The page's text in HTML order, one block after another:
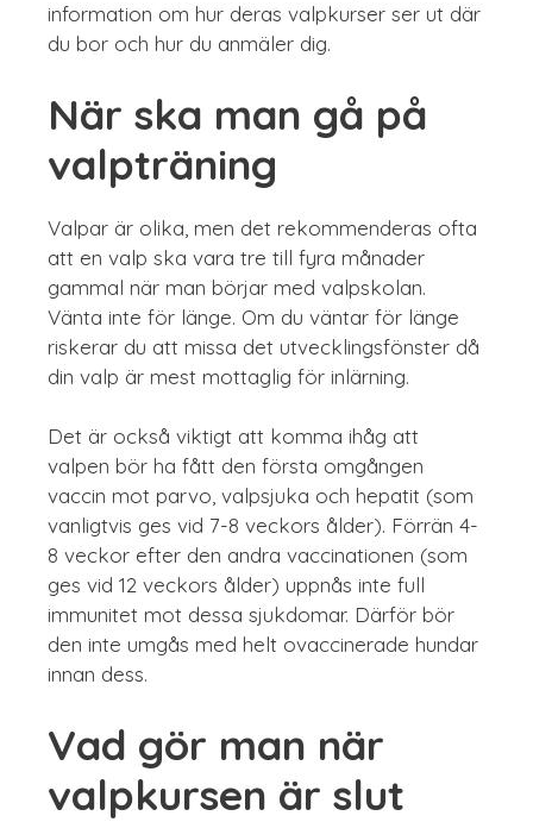
information om hur deras valpkurser ser ut där
du bor och hur du anmäler dig.
När ska man gå på
valpträning
Valpar är olika, men det rekommenderas ofta
att en valp ska vara tre till fyra månader
gammal när man börjar med valpskolan.
Vänta inte för länge. Om du väntar för länge
riskerar du att missa det utvecklingsfönster då
din valp är mest mottaglig för inlärning.
Det är också viktigt att komma ihåg att
valpen bör ha fått den första omgången
vaccin mot parvo, valpsjuka och hepatit (som
vanligtvis ges vid 7-8 veckors ålder). Förrän 4-
8 veckor efter den andra vaccinationen (som
ges vid 12 veckors ålder) uppnås inte full
immunitet mot dessa sjukdomar. Därför bör
den inte umgås med helt ovaccinerade hundar
innan dess.
Vad gör man när
valpkursen är slut